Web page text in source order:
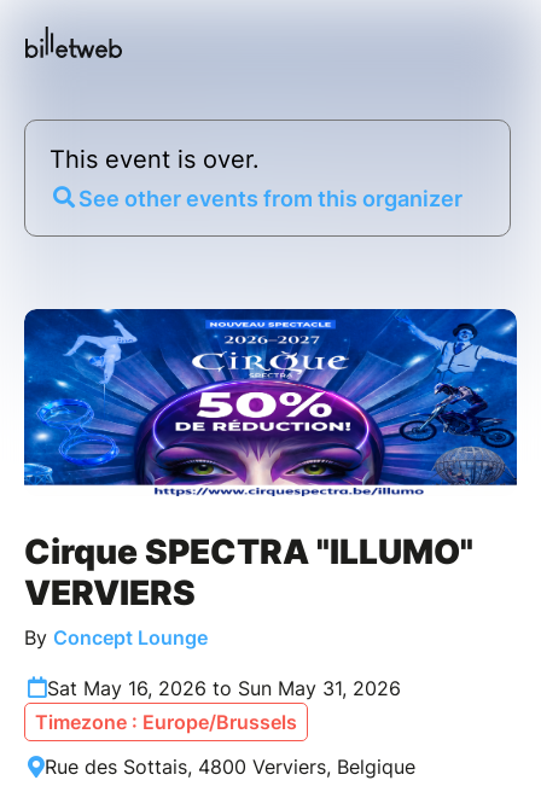
This event is over.
See other events from this organizer
Cirque SPECTRA "ILLUMO"
VERVIERS
By Concept Lounge
Sat May 16, 2026 to Sun May 31, 2026
Timezone : Europe/Brussels
Rue des Sottais, 4800 Verviers, Belgique